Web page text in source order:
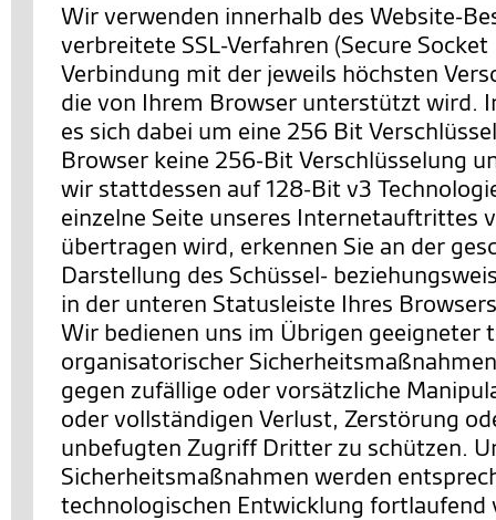
Wir verwenden innerhalb des Website-
verbreitete SSL-Verfahren (Secure Socket
Verbindung mit der jeweils höchsten
die von Ihrem Browser unterstützt wird.
es sich dabei um eine 256 Bit
Browser keine 256-Bit Verschlüsselung
wir stattdessen auf 128-Bit v3
einzelne Seite unseres Internetauftrittes
übertragen wird, erkennen Sie an der
Darstellung des Schüssel-
in der unteren Statusleiste Ihres
Wir bedienen uns im Übrigen geeigneter
organisatorischer
gegen zufällige oder vorsätzliche
oder vollständigen Verlust, Zerstörung
unbefugten Zugriff Dritter zu schützen.
Sicherheitsmaßnahmen werden
technologischen Entwicklung fortlaufend